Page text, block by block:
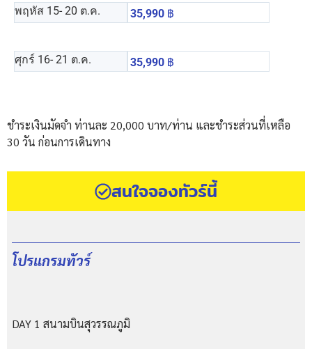
พฤหัส 15- 20 ต.ค. 35,990 ฿
ศุกร์ 16- 21 ต.ค. 35,990 ฿
ชำระเงินมัดจำ ท่านละ 20,000 บาท/ท่าน และชำระส่วนที่เหลือ
30 วัน ก่อนการเดินทาง
สนใจจองทัวร์นี้
โปรแกรมทัวร์
DAY 1 สนามบินสุวรรณภูมิ